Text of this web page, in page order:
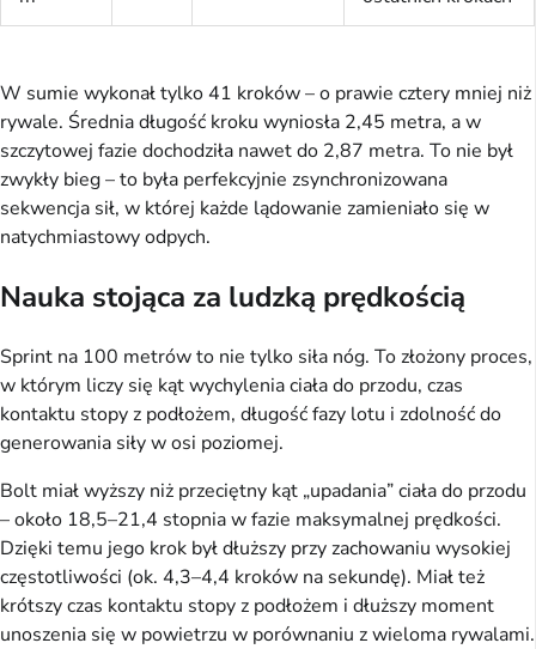
W sumie wykonał tylko 41 kroków – o prawie cztery mniej niż
rywale. Średnia długość kroku wyniosła 2,45 metra, a w
szczytowej fazie dochodziła nawet do 2,87 metra. To nie był
zwykły bieg – to była perfekcyjnie zsynchronizowana
sekwencja sił, w której każde lądowanie zamieniało się w
natychmiastowy odpych.
Nauka stojąca za ludzką prędkością
Sprint na 100 metrów to nie tylko siła nóg. To złożony proces,
w którym liczy się kąt wychylenia ciała do przodu, czas
kontaktu stopy z podłożem, długość fazy lotu i zdolność do
generowania siły w osi poziomej.
Bolt miał wyższy niż przeciętny kąt „upadania” ciała do przodu
– około 18,5–21,4 stopnia w fazie maksymalnej prędkości.
Dzięki temu jego krok był dłuższy przy zachowaniu wysokiej
częstotliwości (ok. 4,3–4,4 kroków na sekundę). Miał też
krótszy czas kontaktu stopy z podłożem i dłuższy moment
unoszenia się w powietrzu w porównaniu z wieloma rywalami.